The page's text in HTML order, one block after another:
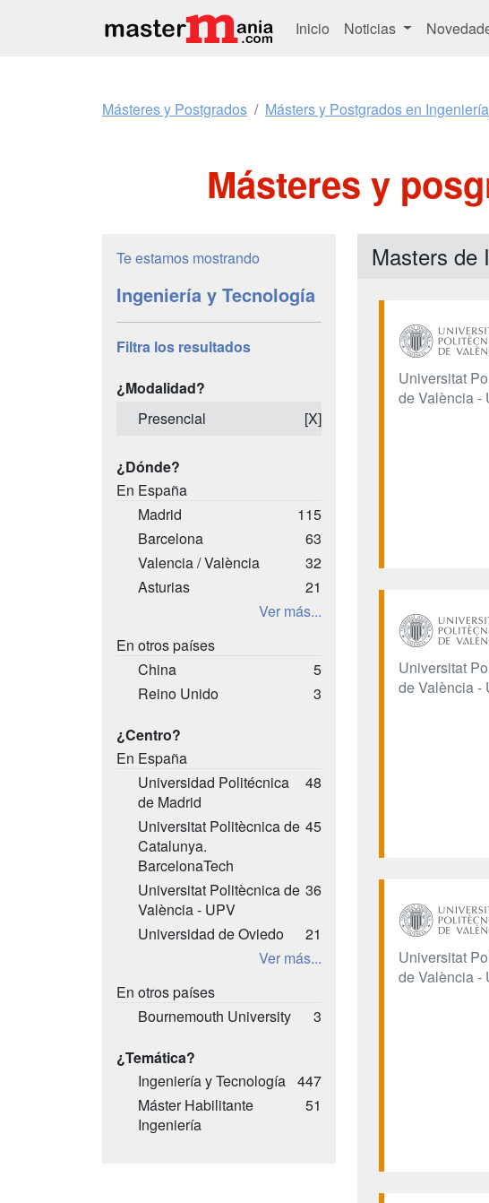
Inicio Noticias
Másteres y Postgrados Másters y Postgrados en
Másteres y
Te estamos mostrando
Ingeniería y Tecnología
Filtra los resultados
¿Modalidad?
Presencial
[X]
¿Dónde?
En España
Madrid
115
Barcelona
63
Valencia / València
32
Asturias
21
Ver más...
En otros países
China
5
Reino Unido
3
¿Centro?
En España
Universidad Politécnica
de Madrid
48
Universitat Politècnica de
Catalunya.
BarcelonaTech
45
Universitat Politècnica de
València - UPV
36
Universidad de Oviedo
21
Ver más...
En otros países
Bournemouth University
3
¿Temática?
Ingeniería y Tecnología 447
Máster Habilitante
Ingeniería
51
Masters de
Universitat
de València -
Universitat
de València -
Universitat
de València -